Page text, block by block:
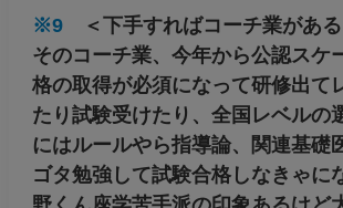
そういえばIOCでeスポーツを扱う
したとか
もしかしたらオリンピック競技に
あったかもだけど無理そうだね